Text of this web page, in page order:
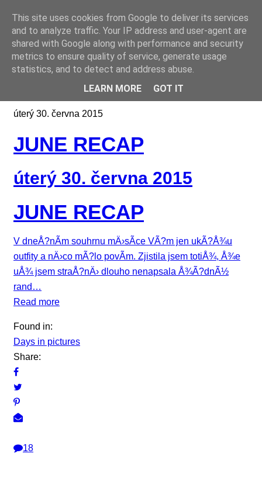
Online casino CZ
úterý 30. června 2015
JUNE RECAP
úterý 30. června 2015
JUNE RECAP
V dneÅ?nÃ­m souhrnu mÄ›sÃ­ce VÃ?m jen ukÃ?Å¾u
outfity a nÄ›co mÃ?lo povÃ­m. Zjistila jsem totiÅ¾, Å¾e
uÅ¾ jsem straÅ?nÄ› dlouho nenapsala Å¾Ã?dnÃ½
rand…
Read more
Found in:
Days in pictures
Share:
18
This site uses cookies from Google to deliver its services
and to analyze traffic. Your IP address and user-agent are
shared with Google along with performance and security
metrics to ensure quality of service, generate usage
statistics, and to detect and address abuse.
LEARN MORE
GOT IT